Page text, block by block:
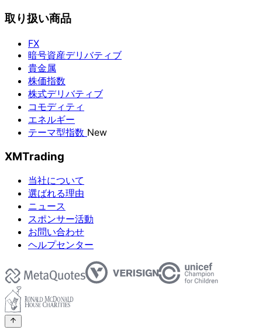
取り扱い商品
FX
暗号資産デリバティブ
貴金属
株価指数
株式デリバティブ
コモディティ
エネルギー
テーマ型指数 New
XMTrading
当社について
選ばれる理由
ニュース
スポンサー活動
お問い合わせ
ヘルプセンター